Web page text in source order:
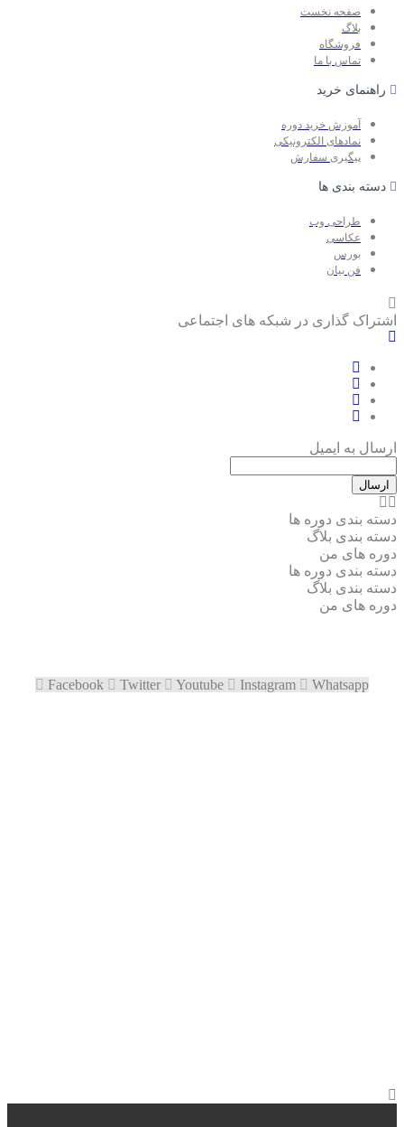
صفحه نخست
بلاگ
فروشگاه
تماس با ما
راهنمای خرید
آموزش خرید دوره
نمادهای الکترونیکی
پیگیری سفارش
دسته بندی ها
طراحی وب
عکاسی
بورس
فن بیان
اشتراک گذاری در شبکه های اجتماعی
ارسال به ایمیل
ارسال
دسته بندی دوره ها
دسته بندی بلاگ
دوره های من
دسته بندی دوره ها
دسته بندی بلاگ
دوره های من
Facebook Twitter Youtube Instagram Whatsapp